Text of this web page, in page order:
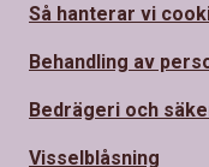
Så hanterar vi
Behandling av
Bedrägeri och
Visselblåsning